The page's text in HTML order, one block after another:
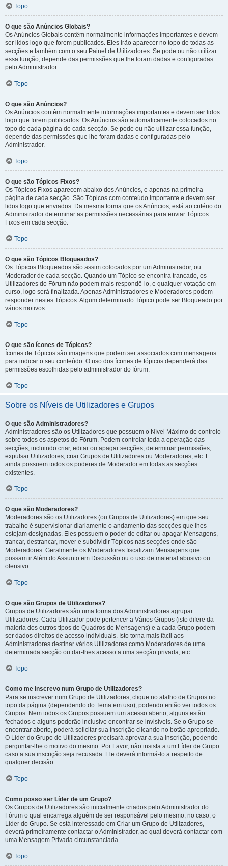
Topo
O que são Anúncios Globais?
Os Anúncios Globais contêm normalmente informações importantes e devem
ser lidos logo que forem publicados. Eles irão aparecer no topo de todas as
secções e também com o seu Painel de Utilizadores. Se pode ou não utilizar
essa função, depende das permissões que lhe foram dadas e configuradas
pelo Administrador.
Topo
O que são Anúncios?
Os Anúncios contêm normalmente informações importantes e devem ser lidos
logo que forem publicados. Os Anúncios são automaticamente colocados no
topo de cada página de cada secção. Se pode ou não utilizar essa função,
depende das permissões que lhe foram dadas e configuradas pelo
Administrador.
Topo
O que são Tópicos Fixos?
Os Tópicos Fixos aparecem abaixo dos Anúncios, e apenas na primeira
página de cada secção. São Tópicos com conteúdo importante e devem ser
lidos logo que enviados. Da mesma forma que os Anúncios, está ao critério do
Administrador determinar as permissões necessárias para enviar Tópicos
Fixos em cada secção.
Topo
O que são Tópicos Bloqueados?
Os Tópicos Bloqueados são assim colocados por um Administrador, ou
Moderador de cada secção. Quando um Tópico se encontra trancado, os
Utilizadores do Fórum não podem mais respondê-lo, e qualquer votação em
curso, logo será finalizada. Apenas Administradores e Moderadores podem
responder nestes Tópicos. Algum determinado Tópico pode ser Bloqueado por
vários motivos.
Topo
O que são ícones de Tópicos?
Ícones de Tópicos são imagens que podem ser associados com mensagens
para indicar o seu conteúdo. O uso dos ícones de tópicos dependerá das
permissões escolhidas pelo administrador do fórum.
Topo
Sobre os Níveis de Utilizadores e Grupos
O que são Administradores?
Administradores são os Utilizadores que possuem o Nível Máximo de controlo
sobre todos os aspetos do Fórum. Podem controlar toda a operação das
secções, incluindo criar, editar ou apagar secções, determinar permissões,
expulsar Utilizadores, criar Grupos de Utilizadores ou Moderadores, etc. E
ainda possuem todos os poderes de Moderador em todas as secções
existentes.
Topo
O que são Moderadores?
Moderadores são os Utilizadores (ou Grupos de Utilizadores) em que seu
trabalho é supervisionar diariamente o andamento das secções que lhes
estejam designadas. Eles possuem o poder de editar ou apagar Mensagens,
trancar, destrancar, mover e subdividir Tópicos nas secções onde são
Moderadores. Geralmente os Moderadores fiscalizam Mensagens que
possam ir Além do Assunto em Discussão ou o uso de material abusivo ou
ofensivo.
Topo
O que são Grupos de Utilizadores?
Grupos de Utilizadores são uma forma dos Administradores agrupar
Utilizadores. Cada Utilizador pode pertencer a Vários Grupos (isto difere da
maioria dos outros tipos de Quadros de Mensagens) e a cada Grupo podem
ser dados direitos de acesso individuais. Isto torna mais fácil aos
Administradores destinar vários Utilizadores como Moderadores de uma
determinada secção ou dar-lhes acesso a uma secção privada, etc.
Topo
Como me inscrevo num Grupo de Utilizadores?
Para se inscrever num Grupo de Utilizadores, clique no atalho de Grupos no
topo da página (dependendo do Tema em uso), podendo então ver todos os
Grupos. Nem todos os Grupos possuem um acesso aberto, alguns estão
fechados e alguns poderão inclusive encontrar-se invisíveis. Se o Grupo se
encontrar aberto, poderá solicitar sua inscrição clicando no botão apropriado.
O Líder do Grupo de Utilizadores precisará aprovar a sua inscrição, podendo
perguntar-lhe o motivo do mesmo. Por Favor, não insista a um Líder de Grupo
caso a sua inscrição seja recusada. Ele deverá informá-lo a respeito de
qualquer decisão.
Topo
Como posso ser Líder de um Grupo?
Os Grupos de Utilizadores são inicialmente criados pelo Administrador do
Fórum o qual encarrega alguém de ser responsável pelo mesmo, no caso, o
Líder do Grupo. Se está interessado em Criar um Grupo de Utilizadores,
deverá primeiramente contactar o Administrador, ao qual deverá contactar com
uma Mensagem Privada circunstanciada.
Topo